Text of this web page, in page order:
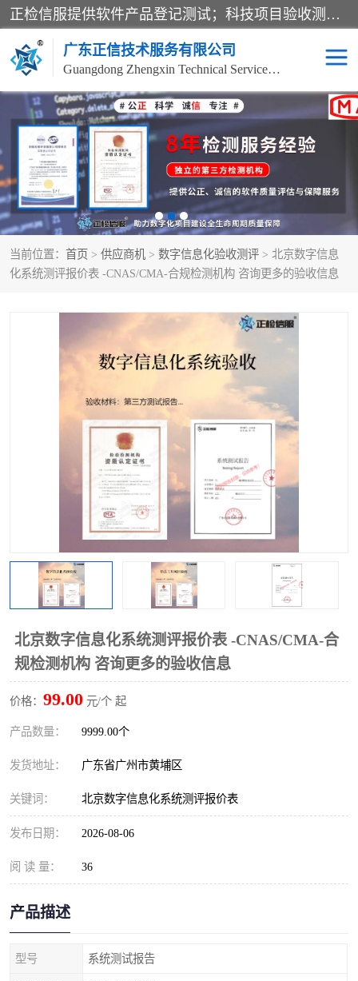
正检信服提供软件产品登记测试；科技项目验收测试；产品确认测试；功能测试；性能测试；安全测试；代码审计测试；漏洞扫描测试；渗透测试；风险评估测试；信息安全等级保护测评；双软认定；实验室建设质量体系建设；软件着作权、软件评测等服务。
广东正信技术服务有限公司
Guangdong Zhengxin Technical Service Co., Ltd
当前位置： 首页 > 供应商机 > 数字信息化验收测评 > 北京数字信息
化系统测评报价表 -CNAS/CMA-合规检测机构 咨询更多的验收信息
北京数字信息化系统测评报价表 -CNAS/CMA-合
规检测机构 咨询更多的验收信息
价格： 99.00 元/个 起
产品数量： 9999.00个
发货地址： 广东省广州市黄埔区
关键词： 北京数字信息化系统测评报价表
发布日期： 2026-08-06
阅 读 量： 36
产品描述
型号 系统测试报告
电子政务验收测评 数字信息化验收测评
应用软件系统测试 信息系统漏洞扫描
科技成果鉴定测试 软件产品登记测试
信息安全风险评估 系统性能效率测试